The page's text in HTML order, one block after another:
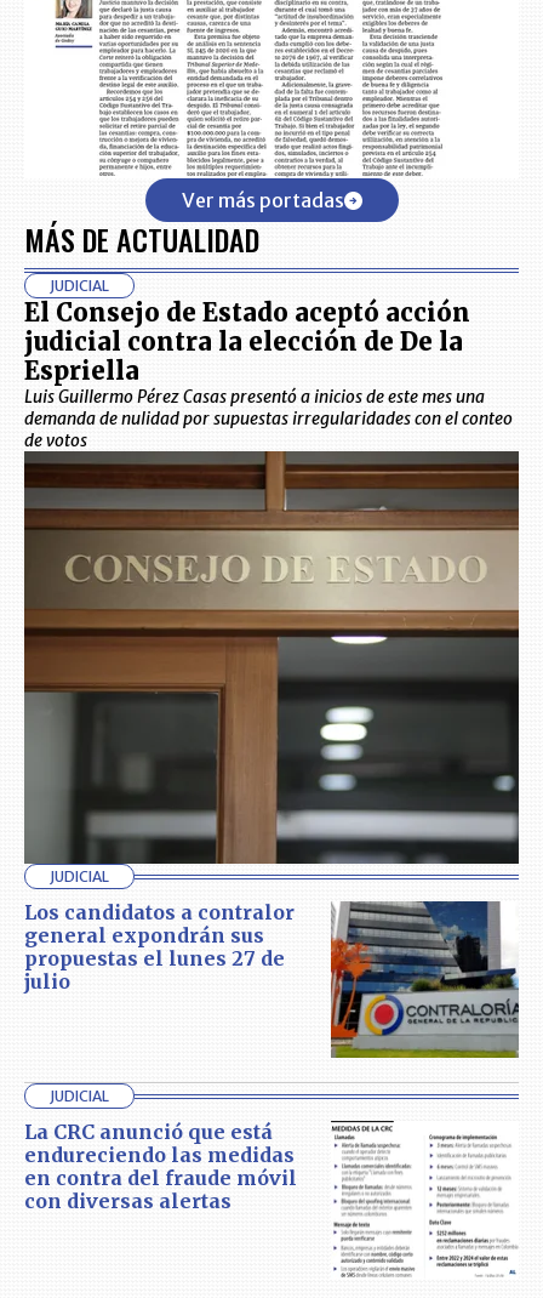
Ver más portadas
MÁS DE ACTUALIDAD
JUDICIAL
El Consejo de Estado aceptó acción
judicial contra la elección de De la
Espriella
Luis Guillermo Pérez Casas presentó a inicios de este mes una
demanda de nulidad por supuestas irregularidades con el conteo
de votos
JUDICIAL
Los candidatos a contralor
general expondrán sus
propuestas el lunes 27 de
julio
JUDICIAL
La CRC anunció que está
endureciendo las medidas
en contra del fraude móvil
con diversas alertas